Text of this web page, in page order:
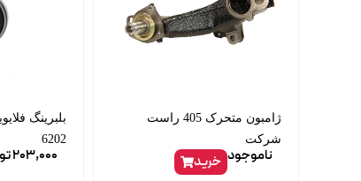
ژامبون متحرک 405 راست
شرکت
ناموجود خرید
6202
203,000